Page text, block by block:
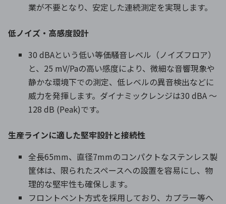
業が不要となり、安定した連続測定を実現します。
低ノイズ・高感度設計
30 dBAという低い等価騒音レベル（ノイズフロア）
と、25 mV/Paの高い感度により、微細な音響現象や
静かな環境下での測定、低レベルの異音検出などに
威力を発揮します。ダイナミックレンジは30 dBA ～
128 dB (Peak)です。
生産ラインに適した堅牢設計と接続性
全長65mm、直径7mmのコンパクトなステンレス製
筐体は、限られたスペースへの設置を容易にし、物
理的な堅牢性も確保します。
フロントベント方式を採用しており、カプラー等へ